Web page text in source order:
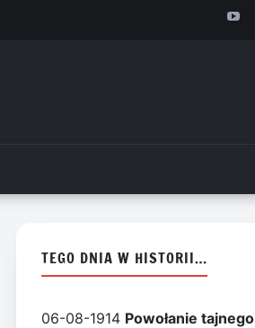
TEGO DNIA W HISTORII…
06-08-1914 Powołanie tajnego